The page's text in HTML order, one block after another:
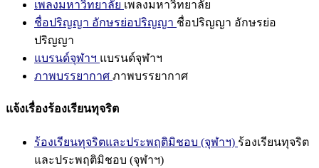
เพลงมหาวิทยาลัย เพลงมหาวิทยาลัย
ชื่อปริญญา อักษรย่อปริญญา ชื่อปริญญา อักษรย่อ
ปริญญา
แบรนด์จุฬาฯ แบรนด์จุฬาฯ
ภาพบรรยากาศ ภาพบรรยากาศ
แจ้งเรื่องร้องเรียนทุจริต
ร้องเรียนทุจริตและประพฤติมิชอบ (จุฬาฯ) ร้องเรียนทุจริต
และประพฤติมิชอบ (จุฬาฯ)